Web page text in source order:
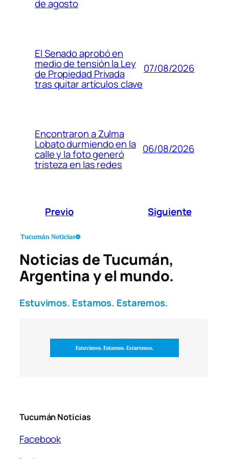
de agosto
El Senado aprobó en
medio de tensión la Ley
de Propiedad Privada
tras quitar artículos clave
07/08/2026
Encontraron a Zulma
Lobato durmiendo en la
calle y la foto generó
tristeza en las redes
06/08/2026
Previo Siguiente
Noticias de Tucumán,
Argentina y el mundo.
Estuvimos. Estamos. Estaremos.
Tucumán Noticias
Facebook